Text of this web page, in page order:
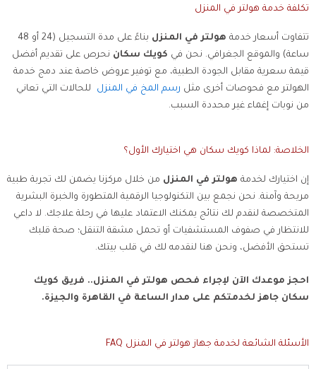
تكلفة خدمة هولتر في المنزل
تتفاوت أسعار خدمة هولتر في المنزل
بناءً على مدة التسجيل (24 أو 48
ساعة) والموقع الجغرافي. نحن في كويك سكان نحرص على تقديم أفضل
قيمة سعرية مقابل الجودة الطبية، مع توفير عروض خاصة عند دمج خدمة
الهولتر مع فحوصات أخرى مثل رسم المخ في المنزل للحالات التي تعاني
من نوبات إغماء غير محددة السبب.
الخلاصة: لماذا كويك سكان هي اختيارك الأول؟
إن اختيارك لخدمة هولتر في المنزل من خلال مركزنا يضمن لك تجربة طبية
مريحة وآمنة. نحن نجمع بين التكنولوجيا الرقمية المتطورة والخبرة البشرية
المتخصصة لنقدم لك نتائج يمكنك الاعتماد عليها في رحلة علاجك. لا داعي
للانتظار في صفوف المستشفيات أو تحمل مشقة التنقل؛ صحة قلبك
تستحق الأفضل، ونحن هنا لنقدمه لك في قلب بيتك.
احجز موعدك الآن لإجراء فحص هولتر في المنزل.. فريق كويك
سكان جاهز لخدمتكم على مدار الساعة في القاهرة والجيزة.
الأسئلة الشائعة لخدمة جهاز هولتر في المنزل FAQ